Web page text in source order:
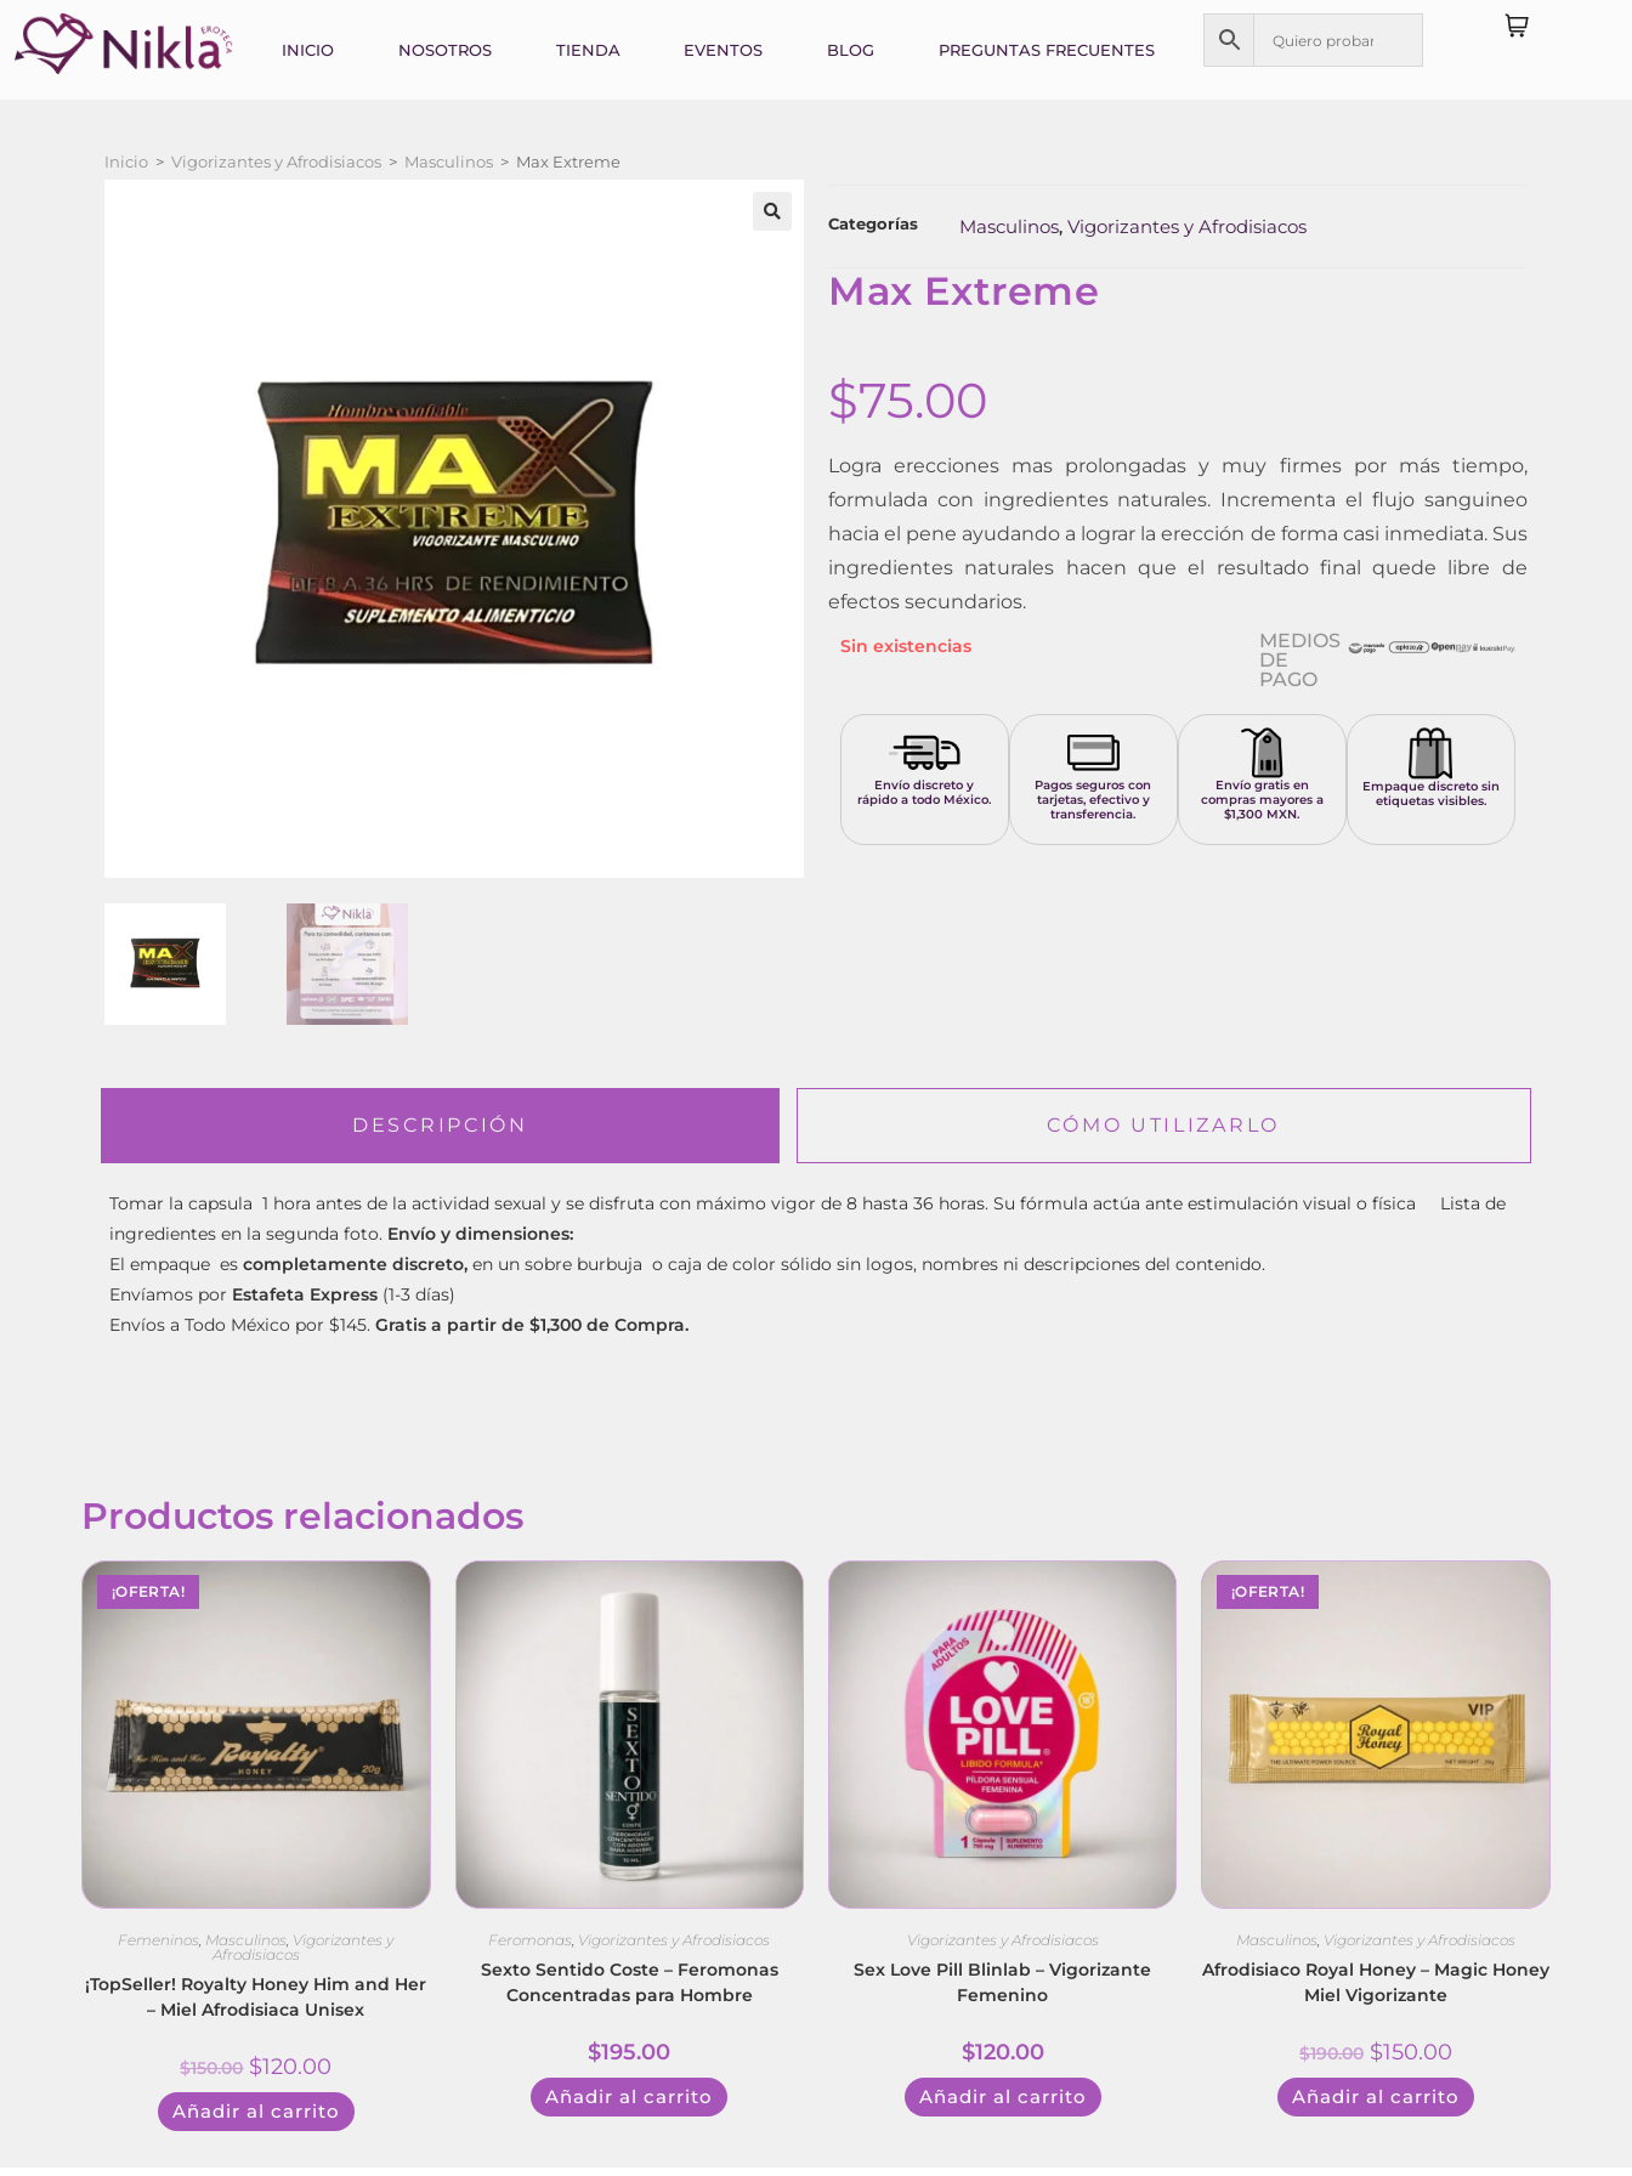
INICIO NOSOTROS TIENDA EVENTOS BLOG PREGUNTAS FRECUENTES
Inicio > Vigorizantes y Afrodisiacos > Masculinos > Max Extreme
Categorías Masculinos, Vigorizantes y Afrodisiacos
Max Extreme
$75.00
Logra erecciones mas prolongadas y muy firmes por más tiempo,
formulada con ingredientes naturales. Incrementa el flujo sanguineo
hacia el pene ayudando a lograr la erección de forma casi inmediata. Sus
ingredientes naturales hacen que el resultado final quede libre de
efectos secundarios.
Sin existencias
MEDIOS
DE
PAGO
Envío discreto y
rápido a todo México.
Pagos seguros con
tarjetas, efectivo y
transferencia.
Envío gratis en
compras mayores a
$1,300 MXN.
Empaque discreto sin
etiquetas visibles.
DESCRIPCIÓN CÓMO UTILIZARLO
Tomar la capsula 1 hora antes de la actividad sexual y se disfruta con máximo vigor de 8 hasta 36 horas. Su fórmula actúa ante estimulación visual o física Lista de
ingredientes en la segunda foto. Envío y dimensiones:
El empaque escompletamente discreto,en un sobre burbuja o caja de color sólido sin logos, nombres ni descripciones del contenido.
Envíamos por Estafeta Express (1-3 días)
Envíos a Todo México por $145.Gratis a partir de $1,300 de Compra.
Productos relacionados
¡OFERTA!
Femeninos, Masculinos, Vigorizantes y
Afrodisiacos
¡TopSeller! Royalty Honey Him and Her
– Miel Afrodisiaca Unisex
$150.00 $120.00
Añadir al carrito
Feromonas, Vigorizantes y Afrodisiacos
Sexto Sentido Coste – Feromonas
Concentradas para Hombre
$195.00
Añadir al carrito
Vigorizantes y Afrodisiacos
Sex Love Pill Blinlab – Vigorizante
Femenino
$120.00
Añadir al carrito
¡OFERTA!
Masculinos, Vigorizantes y Afrodisiacos
Afrodisiaco Royal Honey – Magic Honey
Miel Vigorizante
$190.00 $150.00
Añadir al carrito